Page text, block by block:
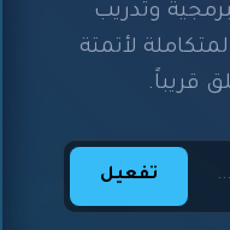
وتدريب
لأتمتة
قريباً.
تفعيل